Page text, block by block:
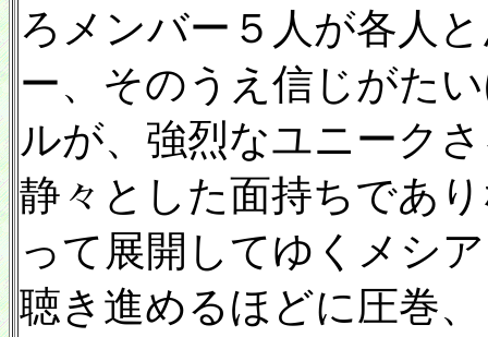
ろメンバー５人が各人
ー、そのうえ信じがた
ルが、強烈なユニーク
静々とした面持ちであ
って展開してゆくメシ
聴き進めるほどに圧巻